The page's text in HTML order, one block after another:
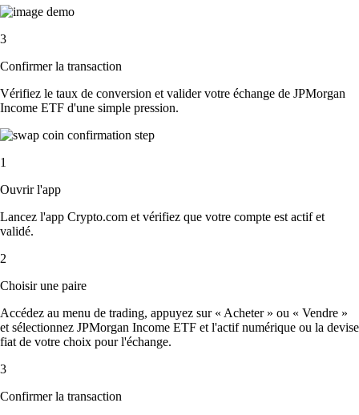
3
Confirmer la transaction
Vérifiez le taux de conversion et valider votre échange de JPMorgan
Income ETF d'une simple pression.
1
Ouvrir l'app
Lancez l'app Crypto.com et vérifiez que votre compte est actif et
validé.
2
Choisir une paire
Accédez au menu de trading, appuyez sur « Acheter » ou « Vendre »
et sélectionnez JPMorgan Income ETF et l'actif numérique ou la devise
fiat de votre choix pour l'échange.
3
Confirmer la transaction